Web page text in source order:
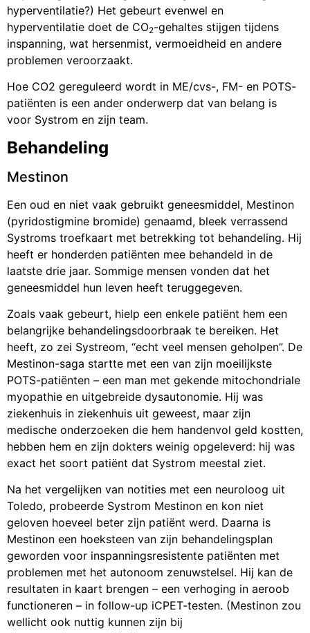
hyperventilatie?) Het gebeurt evenwel en
hyperventilatie doet de CO2-gehaltes stijgen tijdens
inspanning, wat hersenmist, vermoeidheid en andere
problemen veroorzaakt.
Hoe CO2 gereguleerd wordt in ME/cvs-, FM- en POTS-
patiënten is een ander onderwerp dat van belang is
voor Systrom en zijn team.
Behandeling
Mestinon
Een oud en niet vaak gebruikt geneesmiddel, Mestinon
(pyridostigmine bromide) genaamd, bleek verrassend
Systroms troefkaart met betrekking tot behandeling. Hij
heeft er honderden patiënten mee behandeld in de
laatste drie jaar. Sommige mensen vonden dat het
geneesmiddel hun leven heeft teruggegeven.
Zoals vaak gebeurt, hielp een enkele patiënt hem een
belangrijke behandelingsdoorbraak te bereiken. Het
heeft, zo zei Systreom, “echt veel mensen geholpen”. De
Mestinon-saga startte met een van zijn moeilijkste
POTS-patiënten – een man met gekende mitochondriale
myopathie en uitgebreide dysautonomie. Hij was
ziekenhuis in ziekenhuis uit geweest, maar zijn
medische onderzoeken die hem handenvol geld kostten,
hebben hem en zijn dokters weinig opgeleverd: hij was
exact het soort patiënt dat Systrom meestal ziet.
Na het vergelijken van notities met een neuroloog uit
Toledo, probeerde Systrom Mestinon en kon niet
geloven hoeveel beter zijn patiënt werd. Daarna is
Mestinon een hoeksteen van zijn behandelingsplan
geworden voor inspanningsresistente patiënten met
problemen met het autonoom zenuwstelsel. Hij kan de
resultaten in kaart brengen – een verhoging in aeroob
functioneren – in follow-up iCPET-testen. (Mestinon zou
wellicht ook nuttig kunnen zijn bij